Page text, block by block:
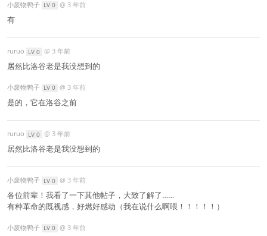
小废物鸭子 LV 0 @ 3 年前
有
ruruo LV 0 @ 3 年前
居然比洛谷老是我没想到的
小废物鸭子 LV 0 @ 3 年前
是的，它在洛谷之前
ruruo LV 0 @ 3 年前
居然比洛谷老是我没想到的
小废物鸭子 LV 0 @ 3 年前
各位前辈！我看了一下其他帖子，大致了解了……
有种革命的既视感，好燃好感动（我在说什么啊喂！！！！！）
小废物鸭子 LV 0 @ 3 年前